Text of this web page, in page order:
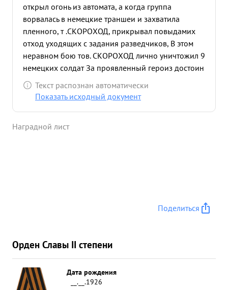
открыл огонь из автомата, а когда группа
ворвалась в немецкие траншеи и захватила
пленного, т .СКОРОХОД, прикрывал повыдамих
отход уходящих с задания разведчиков, В этом
неравном бою тов. СКОРОХОД лично уничтожил 9
немецких солдат За проявленный героиз достоин
Правительственной награды 4-й стр. ордена
"КРАСНАЯ ЗВЕЗДА. ...»
Текст распознан автоматически
Показать исходный документ
Наградной лист
Поделиться
Орден Славы II степени
Дата рождения
__.__.1926